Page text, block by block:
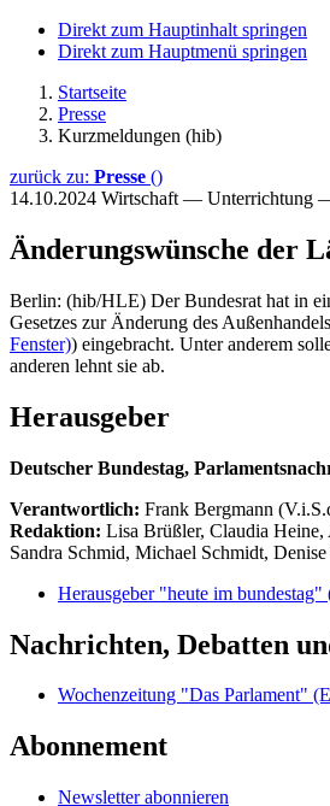
Direkt zum Hauptinhalt springen
Direkt zum Hauptmenü springen
Startseite
Presse
Kurzmeldungen (hib)
zurück zu: Presse ()
14.10.2024 Wirtschaft — Unterrichtung
Änderungswünsche der
Berlin: (hib/HLE) Der Bundesrat hat in
Gesetzes zur Änderung des
Fenster)) eingebracht. Unter anderem
anderen lehnt sie ab.
Herausgeber
Deutscher Bundestag,
Verantwortlich: Frank Bergmann
Redaktion: Lisa Brüßler, Claudia
Sandra Schmid, Michael Schmidt,
Herausgeber "heute im bundestag"
Nachrichten, Debatten
Wochenzeitung "Das Parlament"
Abonnement
Newsletter abonnieren